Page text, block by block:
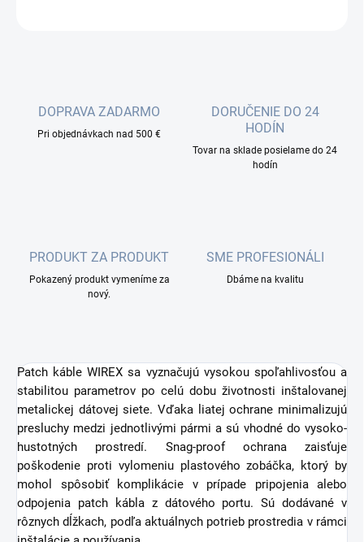
DOPRAVA ZADARMO
Pri objednávkach nad 500 €
DORUČENIE DO 24
HODÍN
Tovar na sklade posielame do 24
hodín
PRODUKT ZA PRODUKT
Pokazený produkt vymeníme za
nový.
SME PROFESIONÁLI
Dbáme na kvalitu
Patch káble WIREX sa vyznačujú vysokou spoľahlivosťou a
stabilitou parametrov po celú dobu životnosti inštalovanej
metalickej dátovej siete. Vďaka liatej ochrane minimalizujú
presluchy medzi jednotlivými pármi a sú vhodné do vysoko-
hustotných prostredí. Snag-proof ochrana zaisťuje
poškodenie proti vylomeniu plastového zobáčka, ktorý by
mohol spôsobiť komplikácie v prípade pripojenia alebo
odpojenia patch kábla z dátového portu. Sú dodávané v
rôznych dĺžkach, podľa aktuálnych potrieb prostredia v rámci